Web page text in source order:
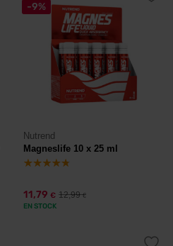
-9%
Nutrend
Magneslife 10 x 25 ml
11,79 € 12,99€
EN STOCK